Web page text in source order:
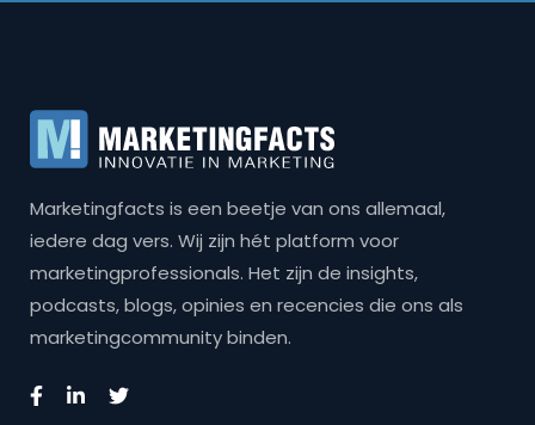
Marketingfacts is een beetje van ons allemaal,
iedere dag vers. Wij zijn hét platform voor
marketingprofessionals. Het zijn de insights,
podcasts, blogs, opinies en recencies die ons als
marketingcommunity binden.